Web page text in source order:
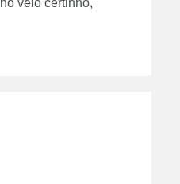
veio certinho,